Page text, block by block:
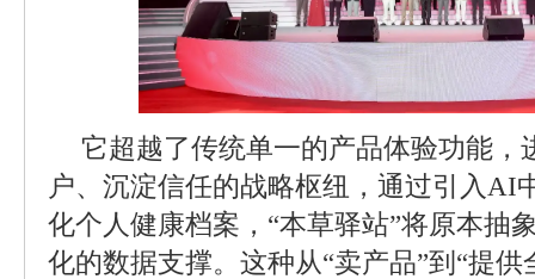
它超越了传统单一的产品体验功能，
户、沉淀信任的战略枢纽，通过引入AI
化个人健康档案，“本草驿站”将原本抽
化的数据支撑。这种从“卖产品”到“提